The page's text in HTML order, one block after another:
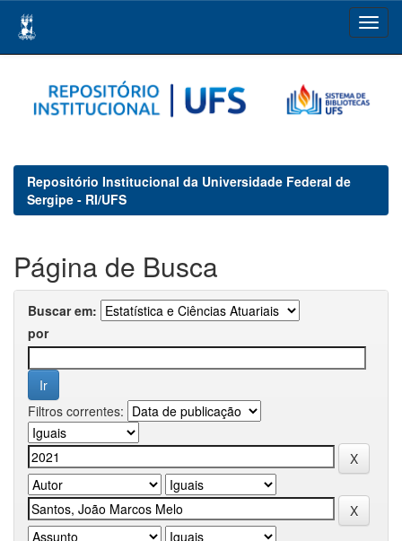
navigation
Repositório Institucional da Universidade Federal de
Sergipe - RI/UFS
Página de Busca
Buscar em:
por
Filtros correntes: